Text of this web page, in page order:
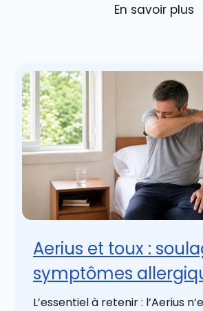
En savoir plus
Aerius et toux :
symptômes
L’essentiel à retenir : l’Aerius